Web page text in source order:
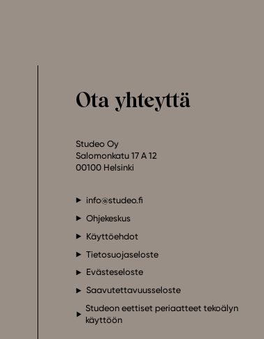
Ota yhteyttä
Studeo Oy
Salomonkatu 17 A 12
00100 Helsinki
info@studeo.fi
Ohjekeskus
Käyttöehdot
Tietosuojaseloste
Evästeseloste
Saavutettavuusseloste
Studeon eettiset periaatteet tekoälyn
käyttöön